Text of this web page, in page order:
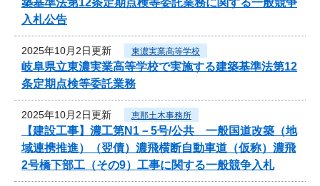
入札公告
2025年10月2日更新 東濃実業高等学校
岐阜県立東濃実業高等学校で実施する建築基準法第12
条定期点検等委託業務
2025年10月2日更新 恵那土木事務所
【建設工事】濃工第N1－5号/公共 一般国道改築（地
域連携推進）（翌債）濃飛横断自動車道（仮称）濃飛
2号橋下部工（その9）工事に関する一般競争入札